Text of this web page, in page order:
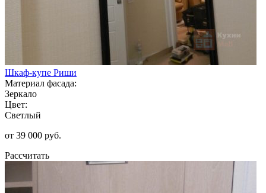
Шкаф-купе Риши
Материал фасада:
Зеркало
Цвет:
Светлый
от 39 000 руб.
Рассчитать